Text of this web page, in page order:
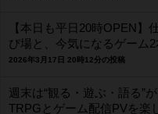
【本日も平日20時OPEN】
び場と、今気になるゲーム2
2026年3月17日 20時12分の投稿
週末は“観る・遊ぶ・語る”
TRPGとゲーム配信PVを楽